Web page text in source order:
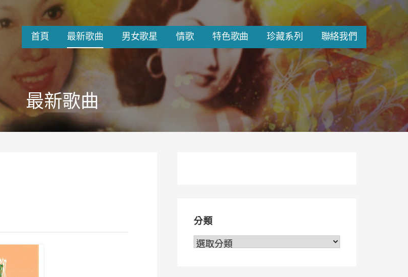
首頁 最新歌曲 男女歌星 情歌 特色歌曲 珍藏系列 聯絡我們
最新歌曲
分類
分